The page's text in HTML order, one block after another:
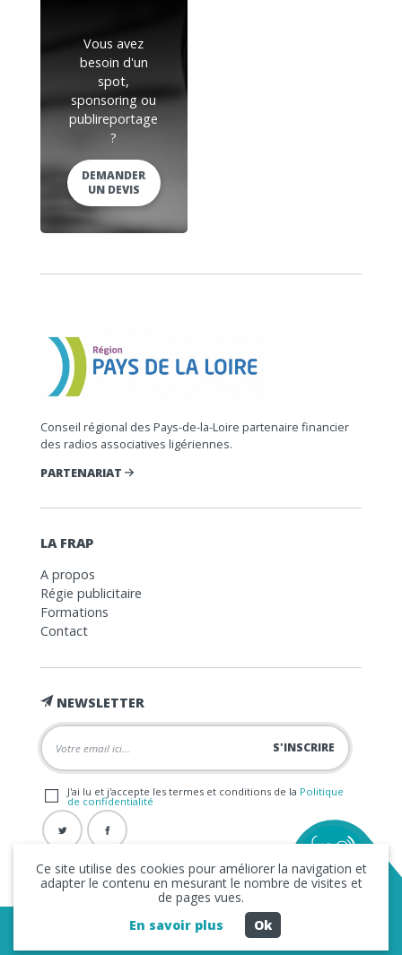
Vous avez
besoin d'un
spot,
sponsoring ou
publireportage
?
DEMANDER
UN DEVIS
Conseil régional des Pays-de-la-Loire partenaire financier
des radios associatives ligériennes.
PARTENARIAT
LA FRAP
A propos
Régie publicitaire
Formations
Contact
NEWSLETTER
J'ai lu et j'accepte les termes et conditions de la Politique
de confidentialité
Copyright © 2026 La FRAP -Mentions légales
Business to Web
Ce site utilise des cookies pour améliorer la navigation et
adapter le contenu en mesurant le nombre de visites et
de pages vues.
En savoir plus
Ok